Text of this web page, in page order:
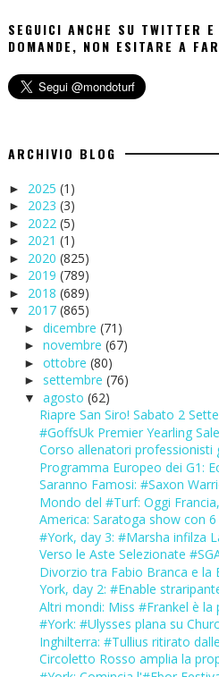
SEGUICI ANCHE SU TWITTER
DOMANDE, NON ESITARE A
ARCHIVIO BLOG
► 2025 (1)
► 2023 (3)
► 2022 (5)
► 2021 (1)
► 2020 (825)
► 2019 (789)
► 2018 (689)
▼ 2017 (865)
► dicembre (71)
► novembre (67)
► ottobre (80)
► settembre (76)
▼ agosto (62)
Riapre San Siro! Sabato 2
#GoffsUk Premier Yearling
Corso allenatori professionisti
Programma Europeo dei G1:
Saranno Famosi: #Saxon
Mondo del #Turf: Oggi
America: Saratoga show con 6
#York, day 3: #Marsha infilza
Verso le Aste Selezionate
Divorzio tra Fabio Branca e la
York, day 2: #Enable
Altri mondi: Miss #Frankel è la
#York: #Ulysses plana su
Inghilterra: #Tullius ritirato
Circoletto Rosso amplia la